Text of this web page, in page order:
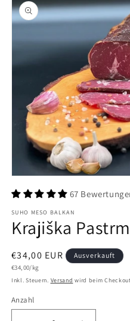
1
in
öffnen
67
SUHO MESO BALKAN
Krajiška
Normaler
Preis
€34,00 EUR
Grundpreis
€34,00/kg
Ausverkauft
Inkl. Steuern. Versand wird beim
Anzahl
Anzahl